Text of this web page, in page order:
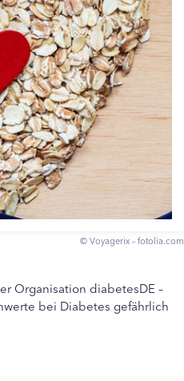
© Voyagerix – fotolia.com
Organisation diabetesDE –
bei Diabetes gefährlich